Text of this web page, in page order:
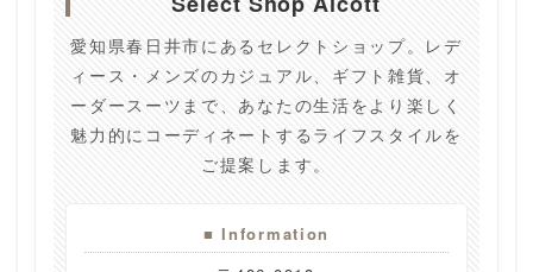
愛知県春日井市にあるセレクトショップ。レデ
ィース・メンズのカジュアル、ギフト雑貨、オ
ーダースーツまで、あなたの生活をより楽しく
魅力的にコーディネートするライフスタイルを
ご提案します。
■ Information